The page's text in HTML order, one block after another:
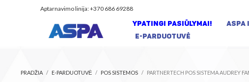
Aptarnavimo linija: +370 686 69288
YPATINGI PASIŪLYMAI! ASPA
E-PARDUOTUVĖ
PRADŽIA E-PARDUOTUVĖ POS SISTEMOS PARTNERTECH POS SISTEMA AUDREY